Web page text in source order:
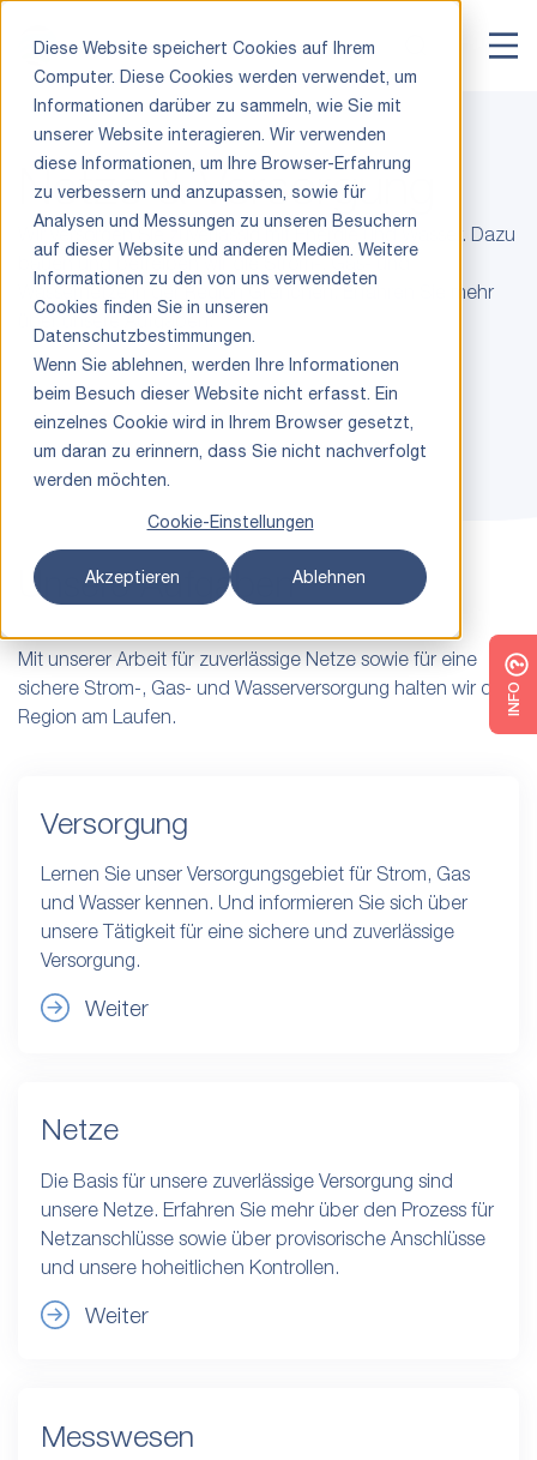
Diese Website speichert Cookies auf Ihrem
Computer. Diese Cookies werden verwendet, um
Informationen darüber zu sammeln, wie Sie mit
unserer Website interagieren. Wir verwenden
diese Informationen, um Ihre Browser-Erfahrung
zu verbessern und anzupassen, sowie für
Analysen und Messungen zu unseren Besuchern
auf dieser Website und anderen Medien. Weitere
Informationen zu den von uns verwendeten
Cookies finden Sie in unseren
Datenschutzbestimmungen.
Wenn Sie ablehnen, werden Ihre Informationen
beim Besuch dieser Website nicht erfasst. Ein
einzelnes Cookie wird in Ihrem Browser gesetzt,
um daran zu erinnern, dass Sie nicht nachverfolgt
werden möchten.
Cookie-Einstellungen
Akzeptieren Ablehnen
Netze & Versorgung
Wir versorgen Sie zuverlässig mit Energie und Wasser. Dazu
bauen und betreiben wir die Strom-, Gas- und
Wassernetze in der Region Grenchen. Erfahren Sie mehr
über unsere Aufgaben.
Unsere Aufgaben
Mit unserer Arbeit für zuverlässige Netze sowie für eine
sichere Strom-, Gas- und Wasserversorgung halten wir die
Region am Laufen.
Versorgung
Lernen Sie unser Versorgungsgebiet für Strom, Gas
und Wasser kennen. Und informieren Sie sich über
unsere Tätigkeit für eine sichere und zuverlässige
Versorgung.
Weiter
Netze
Die Basis für unsere zuverlässige Versorgung sind
unsere Netze. Erfahren Sie mehr über den Prozess für
Netzanschlüsse sowie über provisorische Anschlüsse
und unsere hoheitlichen Kontrollen.
Weiter
Messwesen
INFO